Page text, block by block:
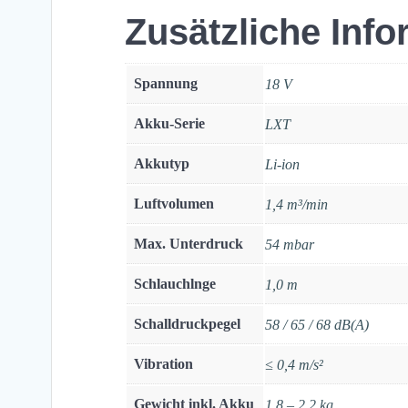
Zusätzliche
Spannung 18 V
Akku-Serie LXT
Akkutyp Li-ion
Luftvolumen 1,4 m³/min
Max. Unterdruck 54 mbar
Schlauchlnge 1,0 m
Schalldruckpegel 58 / 65 / 68 dB(A)
Vibration ≤ 0,4 m/s²
Gewicht inkl. Akku 1,8 – 2,2 kg